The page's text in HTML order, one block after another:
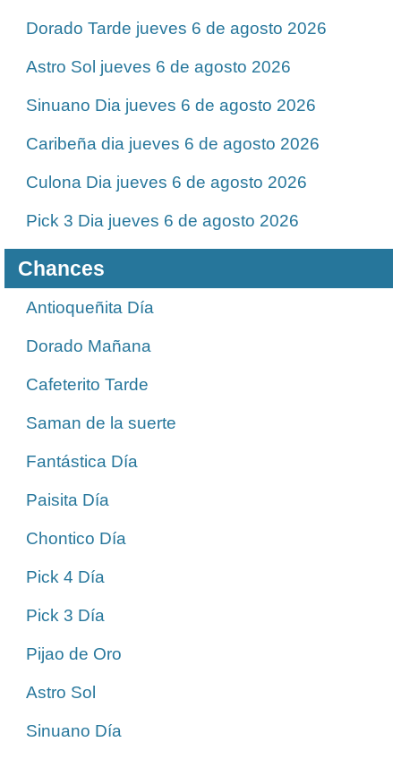
Dorado Tarde jueves 6 de agosto 2026
Astro Sol jueves 6 de agosto 2026
Sinuano Dia jueves 6 de agosto 2026
Caribeña dia jueves 6 de agosto 2026
Culona Dia jueves 6 de agosto 2026
Pick 3 Dia jueves 6 de agosto 2026
Chances
Antioqueñita Día
Dorado Mañana
Cafeterito Tarde
Saman de la suerte
Fantástica Día
Paisita Día
Chontico Día
Pick 4 Día
Pick 3 Día
Pijao de Oro
Astro Sol
Sinuano Día